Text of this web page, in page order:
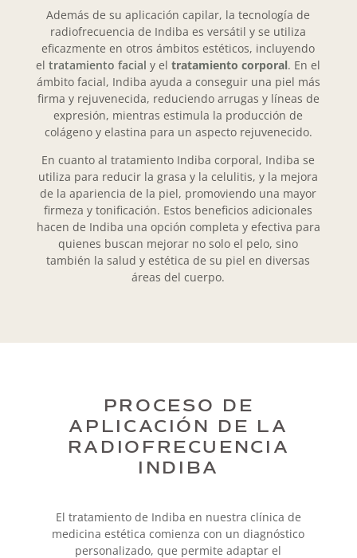
Además de su aplicación capilar, la tecnología de
radiofrecuencia de Indiba es versátil y se utiliza
eficazmente en otros ámbitos estéticos, incluyendo
eltratamiento facial y eltratamiento corporal. En el
ámbito facial, Indiba ayuda a conseguir una piel más
firma y rejuvenecida, reduciendo arrugas y líneas de
expresión, mientras estimula la producción de
colágeno y elastina para un aspecto rejuvenecido.
En cuanto al tratamiento Indiba corporal, Indiba se
utiliza para reducir la grasa y la celulitis, y la mejora
de la apariencia de la piel, promoviendo una mayor
firmeza y tonificación. Estos beneficios adicionales
hacen de Indiba una opción completa y efectiva para
quienes buscan mejorar no solo el pelo, sino
también la salud y estética de su piel en diversas
áreas del cuerpo.
PROCESO DE
APLICACIÓN DE LA
RADIOFRECUENCIA
INDIBA
El tratamiento de Indiba en nuestra clínica de
medicina estética comienza con un diagnóstico
personalizado, que permite adaptar el